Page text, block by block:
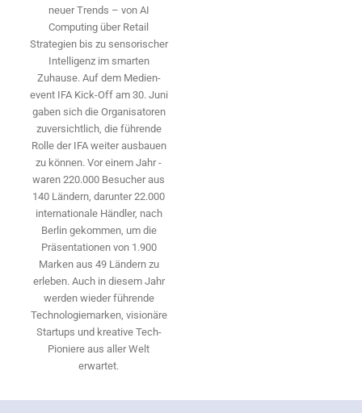
neuer Trends – von AI
Computing über Retail
Strategien bis zu sensorischer
Intelligenz im smarten
Zuhause. Auf dem Medien­
event IFA Kick-Off am 30. Juni
gaben sich die Organisatoren
zuversichtlich, die führende
Rolle der IFA weiter ausbauen
zu können. Vor einem Jahr ­
waren 220.000 Besucher aus
140 ­Ländern, ­darunter 22.000
internationale Händler, nach
Berlin gekommen, um die
Präsen­tationen von 1.900
Marken aus 49 Ländern zu
erleben. Auch in diesem Jahr
werden wieder führende
Technologiemarken, visionäre
Startups und ­kreative Tech-
Pioniere aus aller Welt
erwartet.